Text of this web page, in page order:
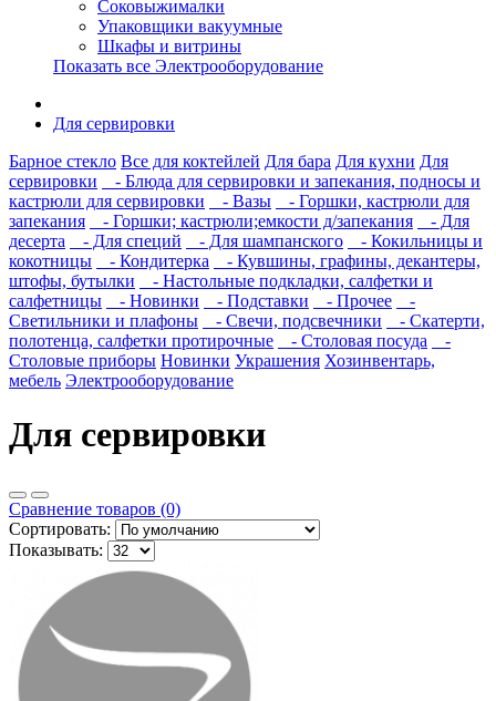
Соковыжималки
Упаковщики вакуумные
Шкафы и витрины
Показать все Электрооборудование
Для сервировки
Барное стекло Все для коктейлей Для бара Для кухни Для
сервировки
- Блюда для сервировки и запекания, подносы и
кастрюли для сервировки
- Вазы
- Горшки, кастрюли для
запекания
- Горшки; кастрюли;емкости д/запекания
- Для
десерта
- Для специй - Для шампанского
- Кокильницы и
кокотницы
- Кондитерка
- Кувшины, графины, декантеры,
штофы, бутылки
- Настольные подкладки, салфетки и
салфетницы
- Новинки - Подставки - Прочее
-
Светильники и плафоны
- Свечи, подсвечники
- Скатерти,
полотенца, салфетки протирочные
- Столовая посуда
-
Столовые приборы Новинки Украшения Хозинвентарь,
мебель Электрооборудование
Для сервировки
Сравнение товаров (0)
Сортировать:
Показывать: